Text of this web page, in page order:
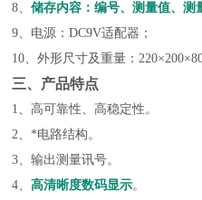
8、储存内容：编号、测量值、测
9、电源：DC9V适配器；
10、外形尺寸及重量：
三、产品特点
1、高可靠性、高稳定性。
2、*电路结构。
3、输出测量讯号。
4、高清晰度数码显示。